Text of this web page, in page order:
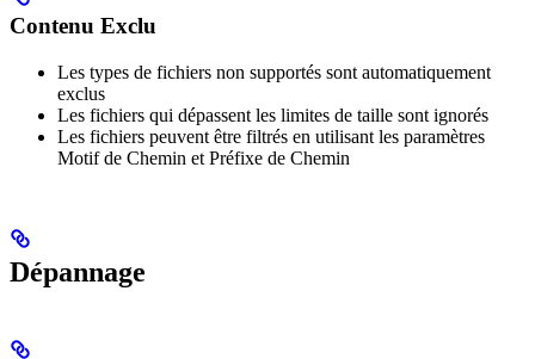
Contenu Exclu
Les types de fichiers non supportés sont automatiquement
exclus
Les fichiers qui dépassent les limites de taille sont ignorés
Les fichiers peuvent être filtrés en utilisant les paramètres
Motif de Chemin et Préfixe de Chemin
Dépannage